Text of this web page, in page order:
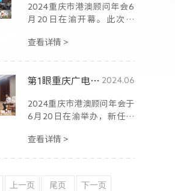
2024重庆市港澳顾问年会6
月20日在渝开幕。此次年
顾问，以及35位重庆市港澳
的交流合作及重庆市经济社
携手发展新质生产力、共享
区域合作新机遇贡献智慧力
查看详情 >
第1眼重庆广电丨重庆市港澳顾问郑翔玲：当了这个顾问，我就是重庆人！ 2024.06
2024重庆市港澳顾问年会于
6月20日在渝举办，新任重
团总裁郑翔玲接受了第1眼新
查看详情 >
上一页 尾页 下一页